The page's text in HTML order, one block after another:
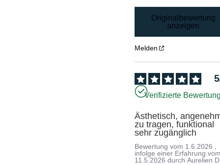
Originalbewertung
anzeigen
Melden
5
Verifizierte
Ästhetisch,
zu tragen, funktional
sehr zugänglich
Bewertung vom 1.6.2026 ,
infolge einer Erfahrung
11.5.2026 durchAurelien